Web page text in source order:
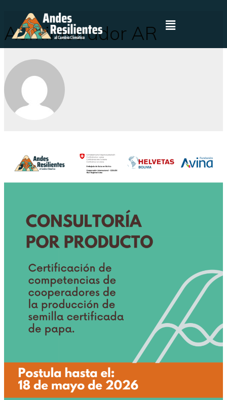
Administrador AR